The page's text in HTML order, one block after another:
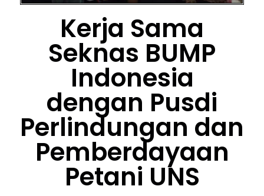
Kerja Sama
Seknas BUMP
Indonesia
dengan Pusdi
Perlindungan dan
Pemberdayaan
Petani UNS